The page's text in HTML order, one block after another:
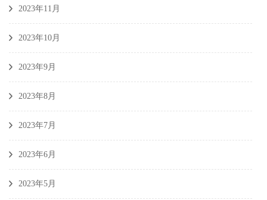
2023年11月
2023年10月
2023年9月
2023年8月
2023年7月
2023年6月
2023年5月